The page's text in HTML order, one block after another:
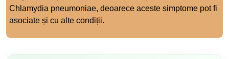
Chlamydia pneumoniae, deoarece aceste simptome pot fi
asociate și cu alte condiții.